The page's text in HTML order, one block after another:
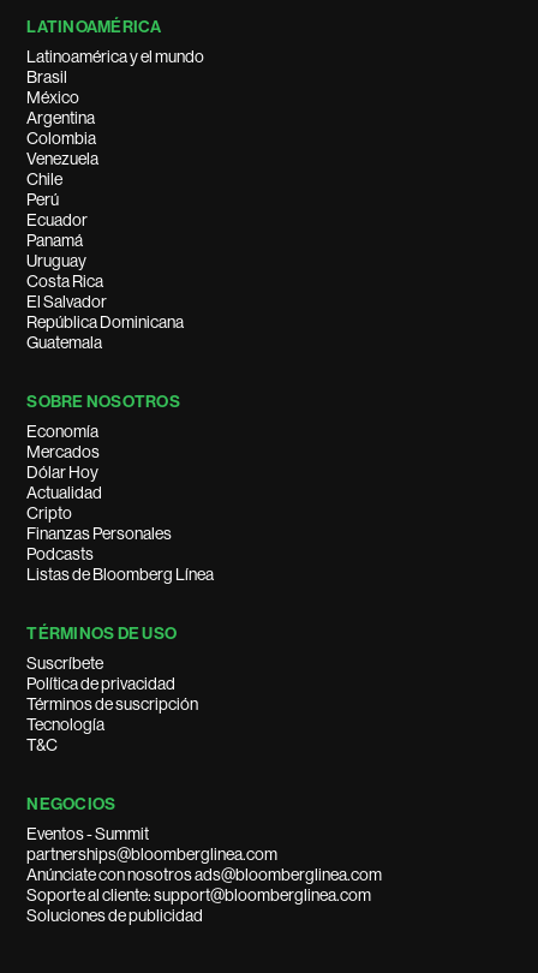
LATINOAMÉRICA
Latinoamérica y el mundo
Brasil
México
Argentina
Colombia
Venezuela
Chile
Perú
Ecuador
Panamá
Uruguay
Costa Rica
El Salvador
República Dominicana
Guatemala
SOBRE NOSOTROS
Economía
Mercados
Dólar Hoy
Actualidad
Cripto
Finanzas Personales
Podcasts
Listas de Bloomberg Línea
TÉRMINOS DE USO
Suscríbete
Política de privacidad
Términos de suscripción
Tecnología
T&C
NEGOCIOS
Eventos - Summit
partnerships@bloomberglinea.com
Anúnciate con nosotros ads@bloomberglinea.com
Soporte al cliente: support@bloomberglinea.com
Soluciones de publicidad